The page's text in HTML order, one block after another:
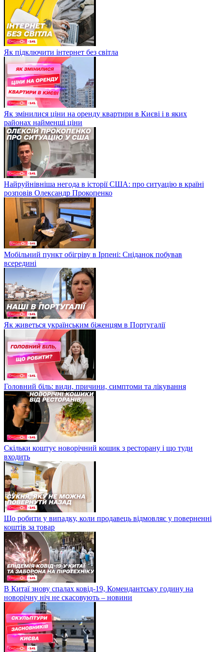
Як підключити інтернет без світла
Як змінилися ціни на оренду квартири в Києві і в яких
районах найменші ціни
Найруйнівніша негода в історії США: про ситуацію в країні
розповів Олександр Прокопенко
Мобільний пункт обігріву в Ірпені: Сніданок побував
всередині
Як живеться українським біженцям в Португалії
Головний біль: види, причини, симптоми та лікування
Скільки коштує новорічний кошик з ресторану і що туди
входить
Що робити у випадку, коли продавець відмовляє у поверненні
коштів за товар
В Китаї знову спалах ковід-19, Комендантську годину на
новорічну ніч не скасовують – новини